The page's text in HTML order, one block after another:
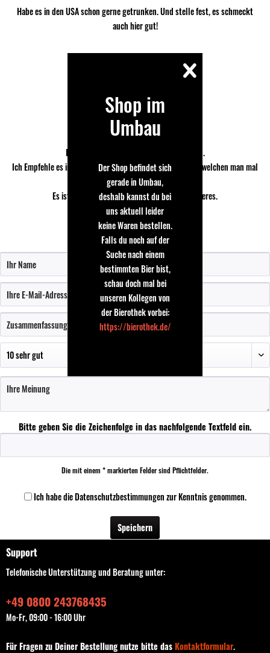
Habe es in den USA schon gerne getrunken. Und stelle fest, es schmeckt
auch hier gut!
Jörg
13.12.2015
Gern wieder.
Das Bier ist nicht so für alle Tage finde Ich.
Ich Empfehle es in einer gemütlichen Runde mit Freunden welchen man mal
was anderes Anbieten möchte.
Es ist sehr ähnlich eines Europäischen Lagerbieres.
Bewertung schreiben
Bitte geben Sie die Zeichenfolge in das nachfolgende Textfeld ein.
Die mit einem * markierten Felder sind Pflichtfelder.
Ich habe dieDatenschutzbestimmungenzur Kenntnis genommen.
Speichern
Support
Telefonische Unterstützung und Beratung unter:
+49 0800 243768435
Mo-Fr, 09:00 - 16:00 Uhr
Für Fragen zu Deiner Bestellung nutze bitte dasKontaktformular.
Shop im
Umbau
Der Shop befindet sich
gerade in Umbau,
deshalb kannst du bei
uns aktuell leider
keine Waren bestellen.
Falls du noch auf der
Suche nach einem
bestimmten Bier bist,
schau doch mal bei
unseren Kollegen von
der Bierothek vorbei:
https://bierothek.de/